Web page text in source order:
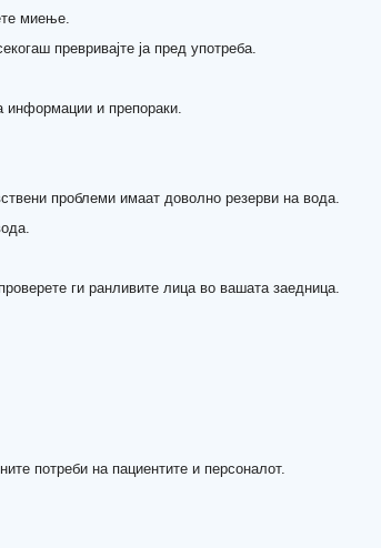
миење.
превривајте ја пред употреба.
информации и препораки.
проблеми имаат доволно резерви на вода.
ги ранливите лица во вашата заедница.
потреби на пациентите и персоналот.